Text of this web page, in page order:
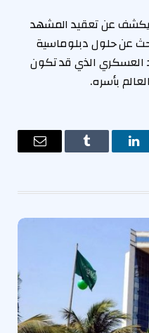
يكشف عن تعقيد المشهد
عن حلول دبلوماسية
العسكري الذي قد تكون
بأسره.
لينكدإن Tumblr
البريد